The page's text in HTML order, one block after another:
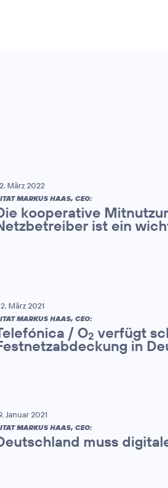
März 2022
MARKUS HAAS, CEO:
kooperative
ist ein
März 2021
MARKUS HAAS, CEO:
/ O2 verfügt
in
Januar 2021
MARKUS HAAS, CEO:
muss